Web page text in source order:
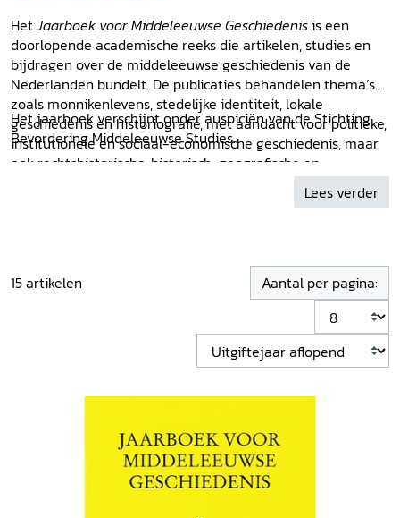
HetJaarboek voor Middeleeuwse Geschiedenisis een
doorlopende academische reeks die artikelen, studies en
bijdragen over de middeleeuwse geschiedenis van de
Nederlanden bundelt. De publicaties behandelen thema’s
zoals monnikenlevens, stedelijke identiteit, lokale
geschiedenis en historiografie, met aandacht voor politieke,
institutionele en sociaal-economische geschiedenis, maar
ook rechtshistorische, historisch-geografische en
Het jaarboek verschijnt onder auspiciën van de Stichting
Bevordering Middeleeuwse Studies.
Lees verder
15artikelen Aantal per pagina: